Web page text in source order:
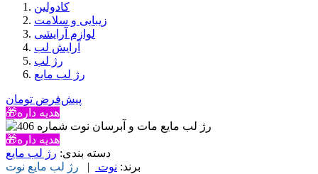
کادولین
زیبایی و سلامت
لوازم آرایشی
آرایش لب
رژ لب
رژ لب مایع
پیش‌فرض تومان
🎁هدیه داره
🎁هدیه داره
دسته بندی: رژ لب مایع
برند: نوت | رژ لب مایع نوت